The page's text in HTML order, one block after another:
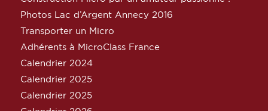
Photos Lac d’Argent Annecy 2016
Transporter un Micro
Adhérents à MicroClass France
Calendrier 2024
Calendrier 2025
Calendrier 2025